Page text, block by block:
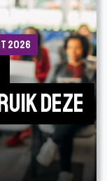
2026
deze